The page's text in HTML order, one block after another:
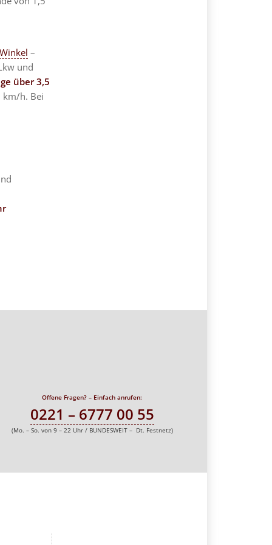
–
und
über 3,5
h. Bei
Offene Fragen? – Einfach anrufen:
0221 – 6777 00 55
(Mo. – So. von 9 – 22 Uhr / BUNDESWEIT – Dt. Festnetz)